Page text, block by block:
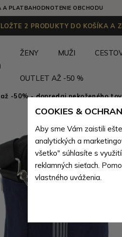
A PLATBAHODNOTENIE OBCHODU
2 PRODUKTY DO KOŠÍKA A
ŽENY MUŽI
OUTLET AŽ -50 %
-50% - dopredaj nekoženého
COOKIES &
Aby sme Vám zaistili
analytických a
všetko" súhlasíte s
reklamných sieťach.
vlastného uváženia.